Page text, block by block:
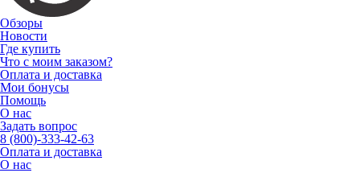
Обзоры
Новости
Где купить
Что с моим заказом?
Оплата и доставка
Мои бонусы
Помощь
О нас
Задать вопрос
8 (800)-333-42-63
Оплата и доставка
О нас